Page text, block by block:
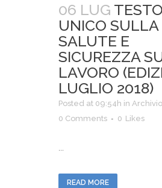
06 LUG TESTO
UNICO SULLA
SALUTE E
SICUREZZA
LAVORO
LUGLIO 2018)
Posted at 09:54h in Archivio
0 Comments
0 Likes
...
READ MORE